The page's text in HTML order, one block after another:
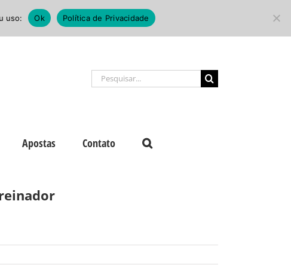
Buscar
resultados
Apostas Contato
uso: Ok Política de Privacidade